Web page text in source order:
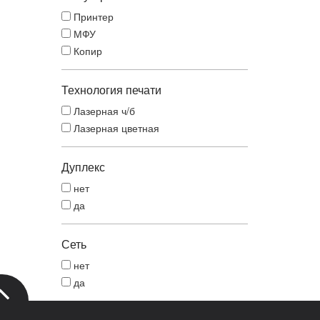
Принтер
МФУ
Копир
Технология печати
Лазерная ч/б
Лазерная цветная
Дуплекс
нет
да
Сеть
нет
да